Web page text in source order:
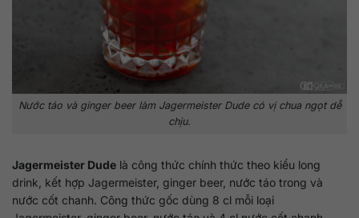
Nước táo và ginger beer làm Jagermeister Dude có vị chua ngọt dễ
chịu.
Jagermeister Dude là công thức chính thức theo kiểu long
drink, kết hợp Jagermeister, ginger beer, nước táo trong và
nước cốt chanh. Công thức gốc dùng 8 cl mỗi loại